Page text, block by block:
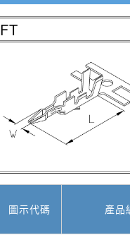
FT
圖示代碼 產品